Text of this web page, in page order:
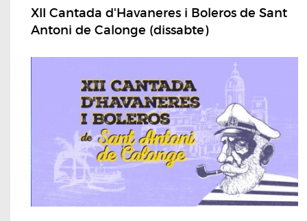
XII Cantada d'Havaneres i Boleros de Sant
Antoni de Calonge (dissabte)